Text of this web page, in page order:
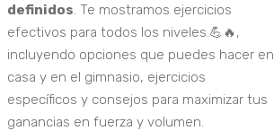
definidos. Te mostramos ejercicios
efectivos para todos los niveles.💪🔥,
incluyendo opciones que puedes hacer en
casa y en el gimnasio, ejercicios
específicos y consejos para maximizar tus
ganancias en fuerza y volumen.